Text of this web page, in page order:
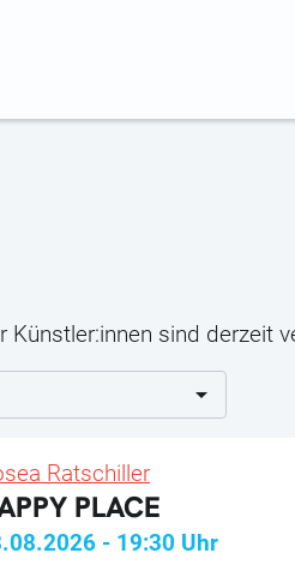
Künstler:innen sind derzeit
Ratschiller
PLACE
- 19:30 Uhr